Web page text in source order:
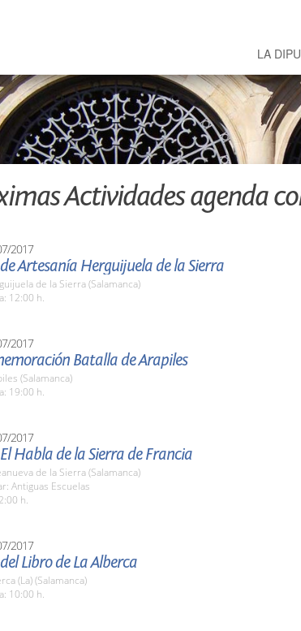
LA
Actividades agenda
2017
Artesanía Herguijuela de la Sierra
de la Sierra (Salamanca)
12:00 h.
2017
Batalla de Arapiles
(Salamanca)
19:00 h.
2017
Habla de la Sierra de Francia
de la Sierra (Salamanca)
Antiguas Escuelas
h.
2017
Libro de La Alberca
(La) (Salamanca)
10:00 h.